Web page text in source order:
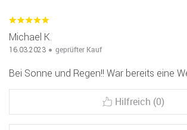
Michael K.
16.03.2023 geprüfter Kauf
Bei Sonne und Regen!! War bereits eine
Hilfreich (0)